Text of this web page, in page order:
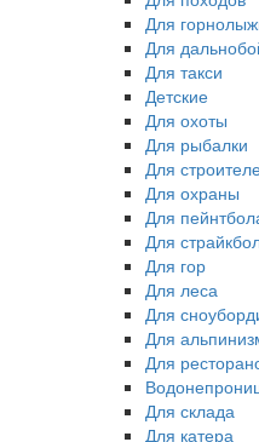
Для
Для
Для такси
Детские
Для охоты
Для рыбалки
Для
Для охраны
Для
Для
Для гор
Для леса
Для
Для
Для
Для склада
Для катера